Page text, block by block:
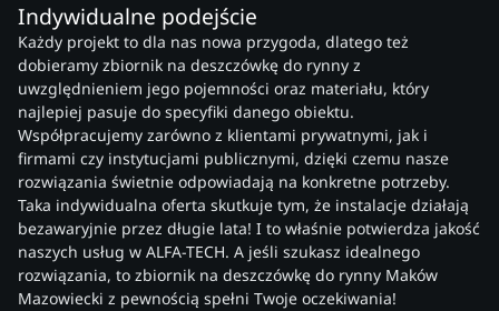
Indywidualne podejście
Każdy projekt to dla nas nowa przygoda, dlatego też
dobieramy zbiornik na deszczówkę do rynny z
uwzględnieniem jego pojemności oraz materiału, który
najlepiej pasuje do specyfiki danego obiektu.
Współpracujemy zarówno z klientami prywatnymi, jak i
firmami czy instytucjami publicznymi, dzięki czemu nasze
rozwiązania świetnie odpowiadają na konkretne potrzeby.
Taka indywidualna oferta skutkuje tym, że instalacje działają
bezawaryjnie przez długie lata! I to właśnie potwierdza jakość
naszych usług w ALFA-TECH. A jeśli szukasz idealnego
rozwiązania, to zbiornik na deszczówkę do rynny Maków
Mazowiecki z pewnością spełni Twoje oczekiwania!